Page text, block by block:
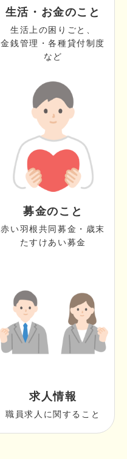
生活・お金のこと
生活上の困りごと、
金銭管理・各種貸付制度
など
募金のこと
赤い羽根共同募金・歳末
たすけあい募金
求人情報
職員求人に関すること